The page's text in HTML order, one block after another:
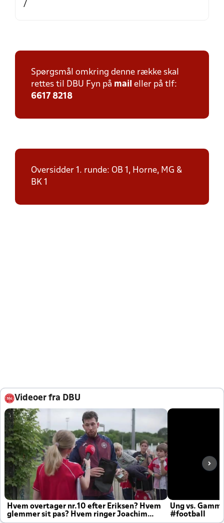
/
Spørgsmål omkring denne række skal
rettes til DBU Fyn på mail eller på tlf:
6617 8218
Oversidder 1. runde: OB 1, Horne, MG &
BK 1
Videoer fra DBU
Hvem overtager nr.10 efter Eriksen? Hvem
glemmer sit pas? Hvem ringer Joachim
Ung vs.
#football